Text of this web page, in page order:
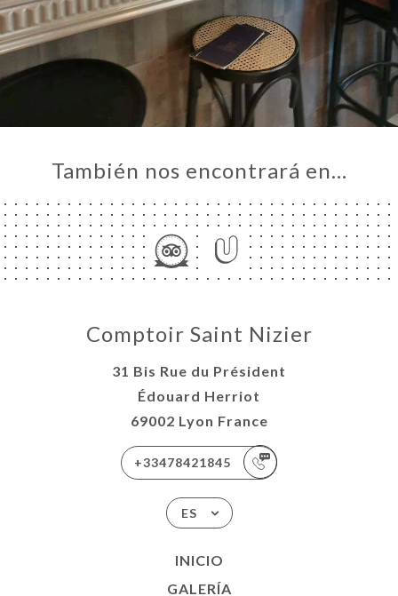
También nos encontrará en…
Comptoir Saint Nizier
31 Bis Rue du Président
Édouard Herriot
69002 Lyon France
+33478421845
ES
INICIO
GALERÍA